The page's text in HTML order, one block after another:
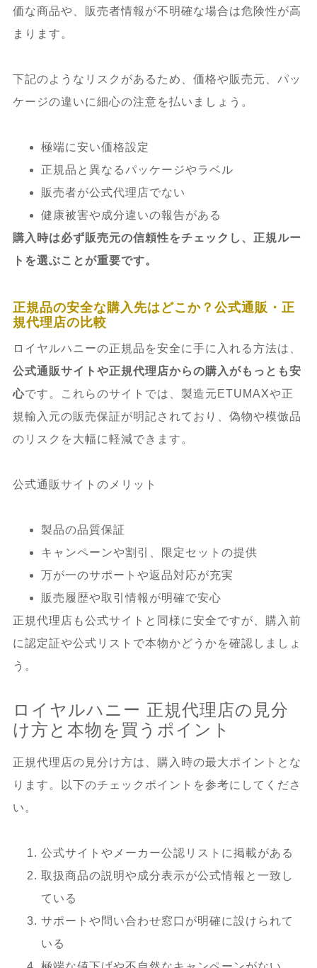
価な商品や、販売者情報が不明確な場合は危険性が高
まります。
下記のようなリスクがあるため、価格や販売元、パッ
ケージの違いに細心の注意を払いましょう。
極端に安い価格設定
正規品と異なるパッケージやラベル
販売者が公式代理店でない
健康被害や成分違いの報告がある
購入時は必ず販売元の信頼性をチェックし、正規ルー
トを選ぶことが重要です。
正規品の安全な購入先はどこか？公式通販・正
規代理店の比較
ロイヤルハニーの正規品を安全に手に入れる方法は、
公式通販サイトや正規代理店からの購入がもっとも安
心です。これらのサイトでは、製造元ETUMAXや正
規輸入元の販売保証が明記されており、偽物や模倣品
のリスクを大幅に軽減できます。
公式通販サイトのメリット
製品の品質保証
キャンペーンや割引、限定セットの提供
万が一のサポートや返品対応が充実
販売履歴や取引情報が明確で安心
正規代理店も公式サイトと同様に安全ですが、購入前
に認定証や公式リストで本物かどうかを確認しましょ
う。
ロイヤルハニー 正規代理店の見分
け方と本物を買うポイント
正規代理店の見分け方は、購入時の最大ポイントとな
ります。以下のチェックポイントを参考にしてくださ
い。
公式サイトやメーカー公認リストに掲載がある
取扱商品の説明や成分表示が公式情報と一致し
ている
サポートや問い合わせ窓口が明確に設けられて
いる